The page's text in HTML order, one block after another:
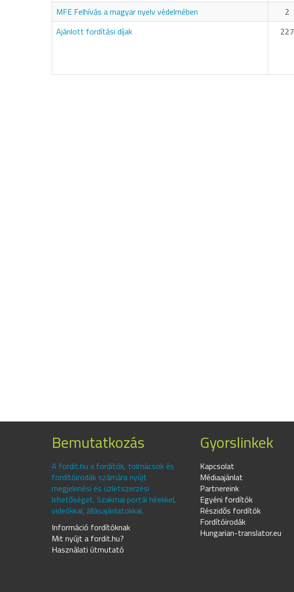
MFE Felhívás a magyar nyelv védelmében
2
Ajánlott fordítási díjak
227
Bemutatkozás
A fordit.hu a fordítók, tolmácsok és
fordítóirodák számára nyújt
megjelenési és üzletszerzési
lehetőséget. Szakmai portál hírekkel,
videókkal, állásajánlatokkal.
Információ fordítóknak
Mit nyújt a fordit.hu?
Használati útmutató
Gyorslinkek
Kapcsolat
Médiaajánlat
Partnereink
Egyéni fordítók
Részidős fordítók
Fordítóirodák
Hungarian-translator.eu